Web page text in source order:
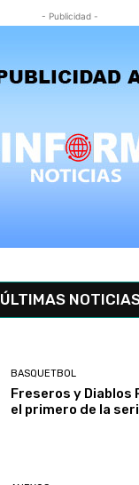
- Publicidad -
ÚLTIMAS
BASQUETBOL
Freseros y Diablos
el primero de la